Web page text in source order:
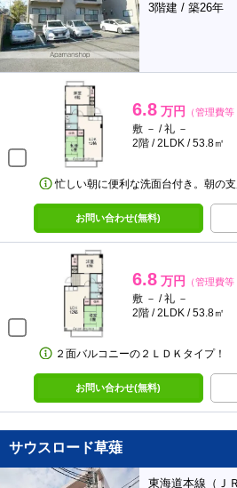
3階建 / 築26年
6.8 万円 （管理費等
敷 － / 礼 －
2階 / 2LDK / 53.8㎡
忙しい朝に便利な洗面台付き。朝の支
お問い合わせ(無料)
6.8 万円 （管理費等
敷 － / 礼 －
2階 / 2LDK / 53.8㎡
２面バルコニーの２ＬＤＫタイプ！
お問い合わせ(無料)
サウスロード草薙
東海道本線（Ｊ